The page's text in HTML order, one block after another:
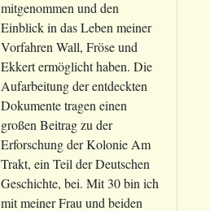
mitgenommen und den
Einblick in das Leben meiner
Vorfahren Wall, Fröse und
Ekkert ermöglicht haben. Die
Aufarbeitung der entdeckten
Dokumente tragen einen
großen Beitrag zu der
Erforschung der Kolonie Am
Trakt, ein Teil der Deutschen
Geschichte, bei. Mit 30 bin ich
mit meiner Frau und beiden